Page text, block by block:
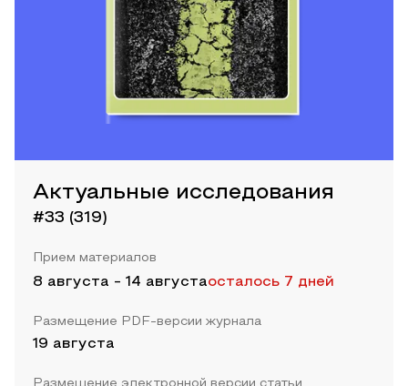
Актуальные исследования
#33 (319)
Прием материалов
8 августа - 14 августаосталось 7 дней
Размещение PDF-версии журнала
19 августа